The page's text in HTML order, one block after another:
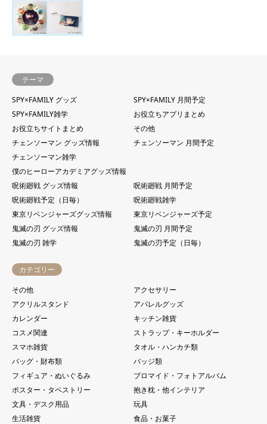
テーマ
SPY×FAMILY グッズ
SPY×FAMILY 月間予定
SPY×FAMILY雑学
お役立ちアプリまとめ
お役立ちサイトまとめ
その他
チェンソーマン グッズ情報
チェンソーマン 月間予定
チェンソーマン雑学
僕のヒーローアカデミアグッズ情報
呪術廻戦 グッズ情報
呪術廻戦 月間予定
呪術廻戦予定（日毎）
呪術廻戦雑学
東京リベンジャーズグッズ情報
東京リベンジャーズ予定
鬼滅の刃 グッズ情報
鬼滅の刃 月間予定
鬼滅の刃 雑学
鬼滅の刃予定（日毎）
カテゴリー
その他
アクセサリー
アクリルスタンド
アパレルグッズ
カレンダー
キッチン雑貨
コスメ関連
ストラップ・キーホルダー
スマホ雑貨
タオル・ハンカチ類
バッグ・財布類
バッジ類
フィギュア・ぬいぐるみ
ブロマイド・フォトアルバム
ポスター・タペストリー
抱き枕・他インテリア
文具・デスク用品
玩具
生活雑貨
食品・お菓子